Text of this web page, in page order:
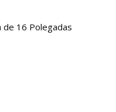
de 16 Polegadas